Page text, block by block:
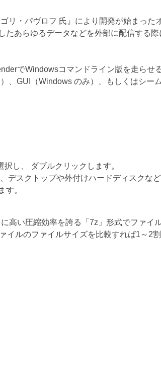
リ・パヴロフ 氏』により開発が始まった
あらゆるデータなどを外部に配信する
でWindowsコマンドライン版を走らせ
、GUI（Windows のみ）、もしくはシー
し、 ダブルクリックします。
デスクトップや外付けハードディスクな
す。
高い圧縮効率を誇る「7z」形式でファイ
ルのファイルサイズを比較すれば1～2割